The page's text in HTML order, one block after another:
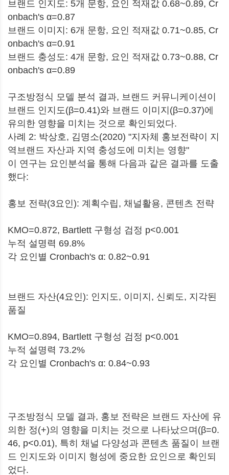
브랜드 인지도: 5개 문항, 요인 적재값 0.68~0.89, Cr
onbach's α=0.87
브랜드 이미지: 6개 문항, 요인 적재값 0.71~0.85, Cr
onbach's α=0.91
브랜드 충성도: 4개 문항, 요인 적재값 0.73~0.88, Cr
onbach's α=0.89
구조방정식 모델 분석 결과, 브랜드 커뮤니케이션이
브랜드 인지도(β=0.41)와 브랜드 이미지(β=0.37)에
유의한 영향을 미치는 것으로 확인되었다.
사례 2: 박상호, 김명소(2020) "지자체 홍보전략이 지
역브랜드 자산과 지역 충성도에 미치는 영향"
이 연구는 요인분석을 통해 다음과 같은 결과를 도출
했다:
홍보 전략(3요인): 계획수립, 채널활용, 콘텐츠 전략
KMO=0.872, Bartlett 구형성 검정 p<0.001
누적 설명력 69.8%
각 요인별 Cronbach's α: 0.82~0.91
브랜드 자산(4요인): 인지도, 이미지, 신뢰도, 지각된
품질
KMO=0.894, Bartlett 구형성 검정 p<0.001
누적 설명력 73.2%
각 요인별 Cronbach's α: 0.84~0.93
구조방정식 모델 결과, 홍보 전략은 브랜드 자산에 유
의한 정(+)의 영향을 미치는 것으로 나타났으며(β=0.
46, p<0.01), 특히 채널 다양성과 콘텐츠 품질이 브랜
드 인지도와 이미지 형성에 중요한 요인으로 확인되
었다.